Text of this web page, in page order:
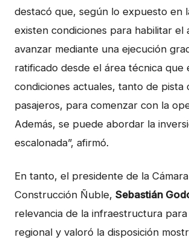
destacó que, según lo expuesto en
existen condiciones para habilitar
avanzar mediante una ejecución
ratificado desde el área técnica que
condiciones actuales, tanto de pista
pasajeros, para comenzar con la
Además, se puede abordar la
escalonada”, afirmó.
En tanto, el presidente de la
Construcción Ñuble, Sebastián
relevancia de la infraestructura
regional y valoró la disposición